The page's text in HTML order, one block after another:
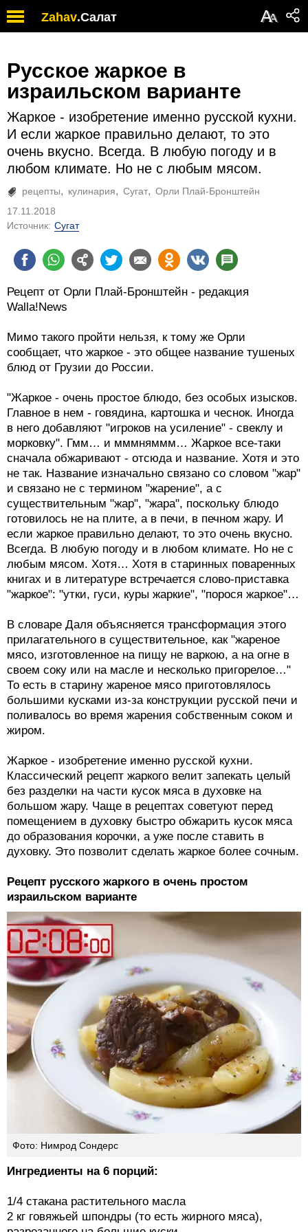
Zahav.Салат АА
Русское жаркое в
израильском варианте
Жаркое - изобретение именно русской кухни.
И если жаркое правильно делают, то это
очень вкусно. Всегда. В любую погоду и в
любом климате. Но не с любым мясом.
рецепты кулинария Сугат
Орли Плай-Бронштейн
17.11.2018
Источник: Сугат
Рецепт от Орли Плай-Бронштейн - редакция
Walla!News
Мимо такого пройти нельзя, к тому же Орли
сообщает, что жаркое - это общее название тушеных
блюд от Грузии до России.
"Жаркое - очень простое блюдо, без особых изысков.
Главное в нем - говядина, картошка и чеснок. Иногда
в него добавляют "игроков на усиление" - свеклу и
морковку". Гмм… и мммняммм… Жаркое все-таки
сначала обжаривают - отсюда и название. Хотя и это
не так. Название изначально связано со словом "жар"
и связано не с термином "жарение", а с
существительным "жар", "жара", поскольку блюдо
готовилось не на плите, а в печи, в печном жару. И
если жаркое правильно делают, то это очень вкусно.
Всегда. В любую погоду и в любом климате. Но не с
любым мясом. Хотя… Хотя в старинных поваренных
книгах и в литературе встречается слово-приставка
"жаркое": "утки, гуси, куры жаркие", "порося жаркое"…
В словаре Даля объясняется трансформация этого
прилагательного в существительное, как "жареное
мясо, изготовленное на пищу не варкою, а на огне в
своем соку или на масле и несколько пригорелое…"
То есть в старину жареное мясо приготовлялось
большими кусками из-за конструкции русской печи и
поливалось во время жарения собственным соком и
жиром.
Жаркое - изобретение именно русской кухни.
Классический рецепт жаркого велит запекать целый
без разделки на части кусок мяса в духовке на
большом жару. Чаще в рецептах советуют перед
помещением в духовку быстро обжарить кусок мяса
до образования корочки, а уже после ставить в
духовку. Это позволит сделать жаркое более сочным.
Рецепт русского жаркого в очень простом
израильском варианте
Фото: Нимрод Сондерс
Ингредиенты на 6 порций:
1/4 стакана растительного масла
2 кг говяжьей шпондры (то есть жирного мяса),